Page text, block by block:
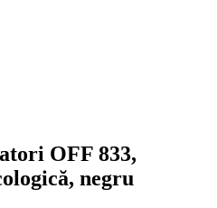
OFF 833,
negru